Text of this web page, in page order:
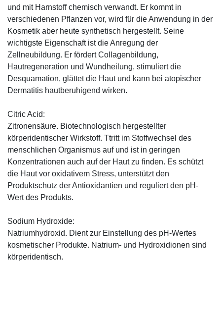
und mit Harnstoff chemisch verwandt. Er kommt in
verschiedenen Pflanzen vor, wird für die Anwendung in der
Kosmetik aber heute synthetisch hergestellt. Seine
wichtigste Eigenschaft ist die Anregung der
Zellneubildung. Er fördert Collagenbildung,
Hautregeneration und Wundheilung, stimuliert die
Desquamation, glättet die Haut und kann bei atopischer
Dermatitis hautberuhigend wirken.
Citric Acid:
Zitronensäure. Biotechnologisch hergestellter
körperidentischer Wirkstoff. Ttritt im Stoffwechsel des
menschlichen Organismus auf und ist in geringen
Konzentrationen auch auf der Haut zu finden. Es schützt
die Haut vor oxidativem Stress, unterstützt den
Produktschutz der Antioxidantien und reguliert den pH-
Wert des Produkts.
Sodium Hydroxide:
Natriumhydroxid. Dient zur Einstellung des pH-Wertes
kosmetischer Produkte. Natrium- und Hydroxidionen sind
körperidentisch.